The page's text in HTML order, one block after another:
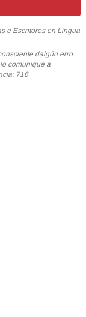
e Escritores en Lingua
dalgún erro
comunique a
716